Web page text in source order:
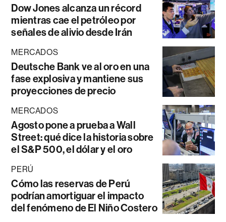
Dow Jones alcanza un récord
mientras cae el petróleo por
señales de alivio desde Irán
MERCADOS
Deutsche Bank ve al oro en una
fase explosiva y mantiene sus
proyecciones de precio
MERCADOS
Agosto pone a prueba a Wall
Street: qué dice la historia sobre
el S&P 500, el dólar y el oro
PERÚ
Cómo las reservas de Perú
podrían amortiguar el impacto
del fenómeno de El Niño Costero